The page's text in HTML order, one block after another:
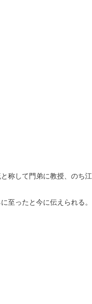
称して門弟に教授、のち江
至ったと今に伝えられる。